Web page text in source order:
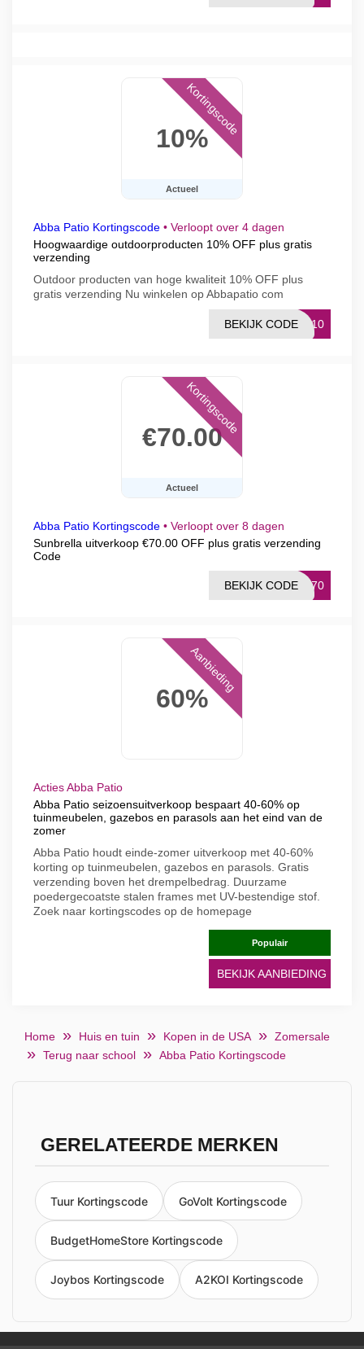
10%
Actueel
Kortingscode
Abba Patio Kortingscode • Verloopt over 4 dagen
Hoogwaardige outdoorproducten 10% OFF plus gratis
verzending
Outdoor producten van hoge kwaliteit 10% OFF plus
gratis verzending Nu winkelen op Abbapatio com
CJ10
BEKIJK CODE
€70.00
Actueel
Kortingscode
Abba Patio Kortingscode • Verloopt over 8 dagen
Sunbrella uitverkoop €70.00 OFF plus gratis verzending
Code
AF70
BEKIJK CODE
60%
Aanbieding
Acties Abba Patio
Abba Patio seizoensuitverkoop bespaart 40-60% op
tuinmeubelen, gazebos en parasols aan het eind van de
zomer
Abba Patio houdt einde-zomer uitverkoop met 40-60%
korting op tuinmeubelen, gazebos en parasols. Gratis
verzending boven het drempelbedrag. Duurzame
poedergecoatste stalen frames met UV-bestendige stof.
Zoek naar kortingscodes op de homepage
Populair
BEKIJK AANBIEDING
Home Huis en tuin Kopen in de USA
Zomersale
Terug naar school
Abba Patio Kortingscode
GERELATEERDE MERKEN
Tuur Kortingscode GoVolt Kortingscode
BudgetHomeStore Kortingscode
Joybos Kortingscode A2KOI Kortingscode